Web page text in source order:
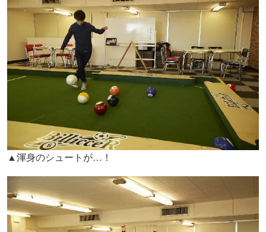
▲渾身のシュートが…！